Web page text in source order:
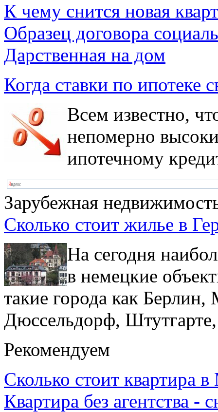
К чему снится новая
Образец договора
Дарственная на дом
Когда ставки по ипотеке
Всем известно,
непомерно
ипотечному
Зарубежная
Сколько стоит жилье в
На сегодня
в немецкие
такие города как
Дюссельдорф,
Рекомендуем
Сколько стоит квартира
Квартира без агентства -